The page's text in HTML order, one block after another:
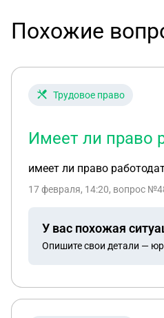
Похожие
Трудовое право
Имеет ли право
имеет ли право
17 февраля, 14:20, вопрос
У вас похожая
Опишите свои детали —